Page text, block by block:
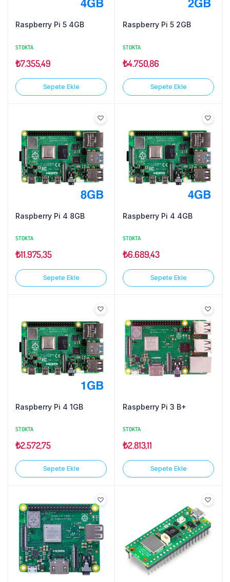
Raspberry Pi 5 4GB
STOKTA
₺7.355,49
Sepete Ekle
Raspberry Pi 5 2GB
STOKTA
₺4.750,86
Sepete Ekle
Raspberry Pi 4 8GB
STOKTA
₺11.975,35
Sepete Ekle
Raspberry Pi 4 4GB
STOKTA
₺6.689,43
Sepete Ekle
Raspberry Pi 4 1GB
STOKTA
₺2.572,75
Sepete Ekle
Raspberry Pi 3 B+
STOKTA
₺2.813,11
Sepete Ekle